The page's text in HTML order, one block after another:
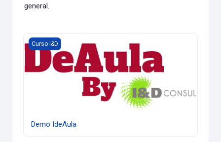
general.
Demo IdeAula
Curso I&D
Demo IdeAula